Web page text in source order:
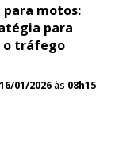
para motos:
para
o tráfego
16/01/2026às 08h15